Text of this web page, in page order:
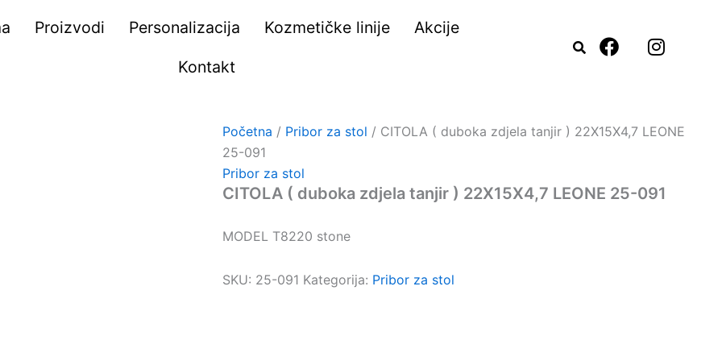
Proizvodi Personalizacija Kozmetičke linije Akcije
Kontakt
F
a
o
I
n
g
m
Početna / Pribor za stol / CITOLA ( duboka zdjela tanjir ) 22X15X4,7 LEONE
25-091
Pribor za stol
CITOLA ( duboka zdjela tanjir ) 22X15X4,7 LEONE 25-091
MODEL T8220 stone
SKU: 25-091 Kategorija: Pribor za stol